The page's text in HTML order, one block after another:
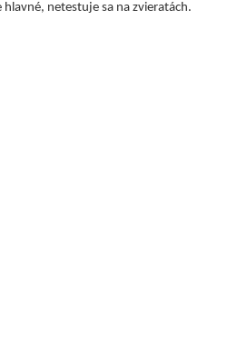
netestuje sa na zvieratách.